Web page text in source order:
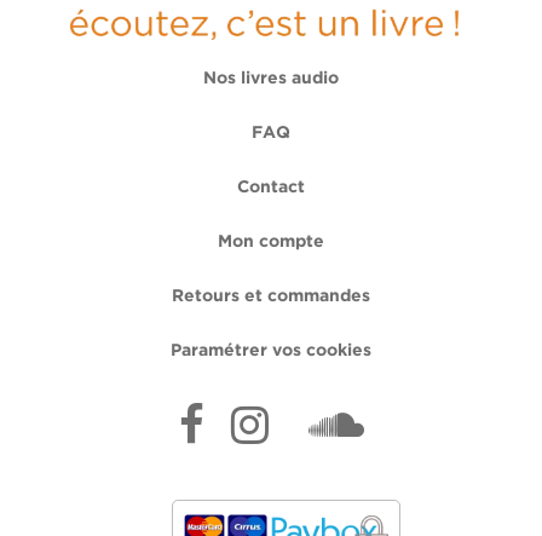
Nos livres audio
FAQ
Contact
Mon compte
Retours et commandes
Paramétrer vos cookies